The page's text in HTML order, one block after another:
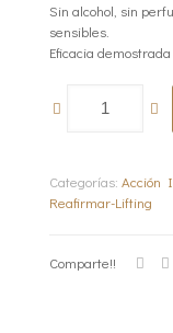
Sin alcohol, sin
sensibles.
Eficacia
Categorías: Acción
Reafirmar-Lifting
Comparte!!